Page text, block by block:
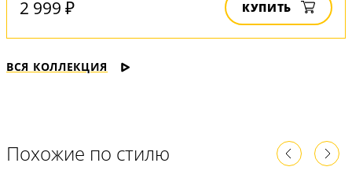
2 999 ₽ КУПИТЬ
ВСЯ КОЛЛЕКЦИЯ
Похожие по стилю